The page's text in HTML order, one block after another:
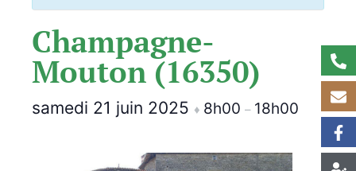
Champagne-
Mouton (16350)
samedi 21 juin 2025 ♦ 8h00 – 18h00